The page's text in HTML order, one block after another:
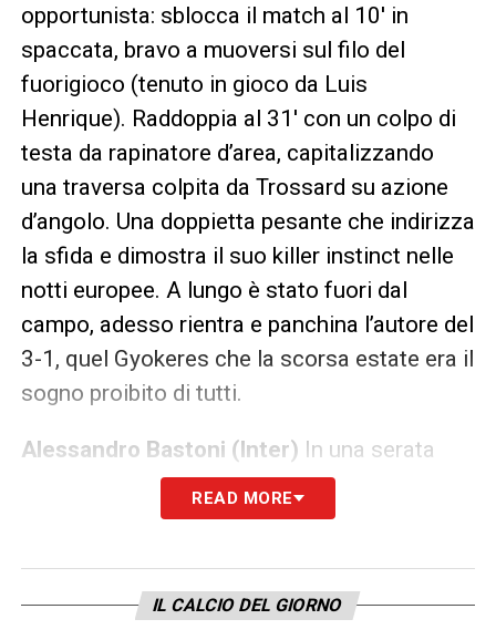
opportunista: sblocca il match al 10′ in
spaccata, bravo a muoversi sul filo del
fuorigioco (tenuto in gioco da Luis
Henrique). Raddoppia al 31′ con un colpo di
testa da rapinatore d’area, capitalizzando
una traversa colpita da Trossard su azione
d’angolo. Una doppietta pesante che indirizza
la sfida e dimostra il suo killer instinct nelle
notti europee. A lungo è stato fuori dal
campo, adesso rientra e panchina l’autore del
3-1, quel Gyokeres che la scorsa estate era il
sogno proibito di tutti.
Alessandro Bastoni (Inter) In una serata
difensivamente complessa per i nerazzurri,
che soffrono terribilmente le palle inattive
l’Arsenal), Bastoni compie un intervento che
vale quanto un gol. Al 62′ è monumentale nel
READ MORE
IL CALCIO DEL GIORNO